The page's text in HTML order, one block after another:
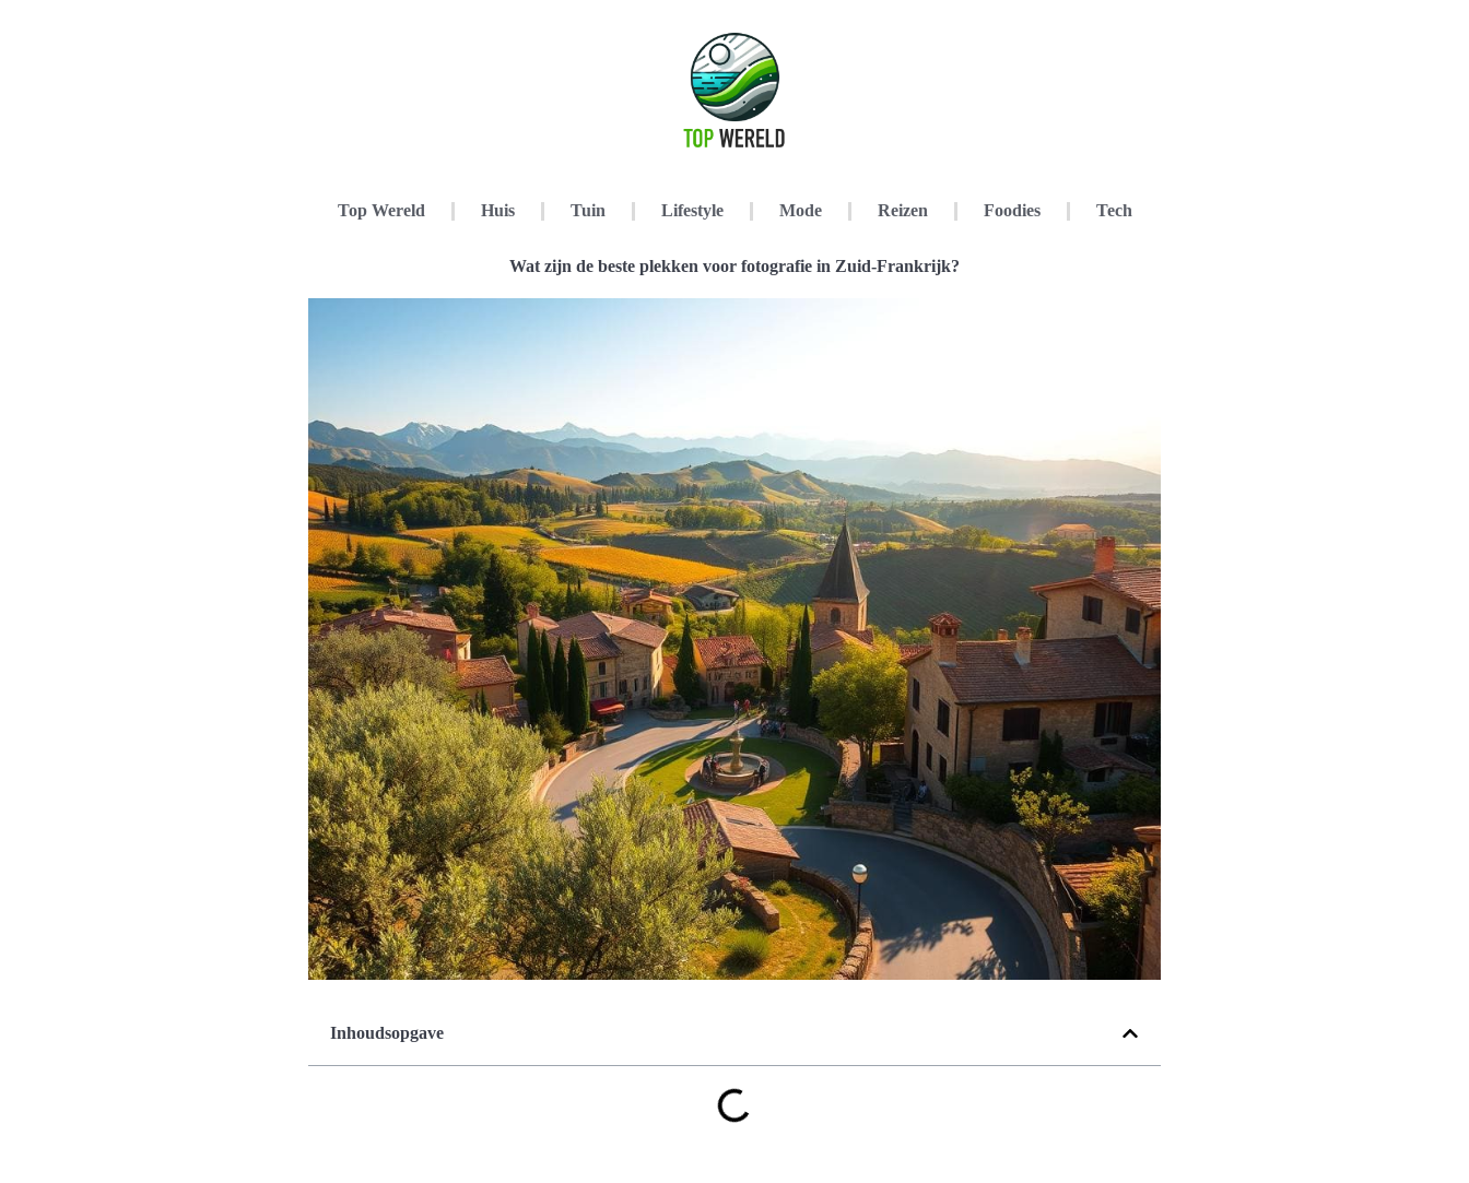
Top Wereld Huis Tuin Lifestyle Mode Reizen Foodies Tech
Wat zijn de beste plekken voor fotografie in Zuid-Frankrijk?
Inhoudsopgave